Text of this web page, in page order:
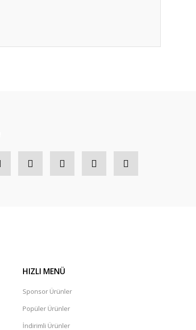
HIZLI MENÜ
Sponsor Ürünler
Popüler Ürünler
İndirimli Ürünler